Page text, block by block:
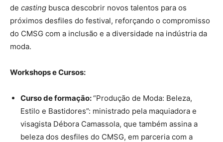
de casting busca descobrir novos talentos para os
próximos desfiles do festival, reforçando o compromisso
do CMSG com a inclusão e a diversidade na indústria da
moda.
Workshops e Cursos:
Curso de formação:“Produção de Moda: Beleza,
Estilo e Bastidores”: ministrado pela maquiadora e
visagista Débora Camassola, que também assina a
beleza dos desfiles do CMSG, em parceria com a